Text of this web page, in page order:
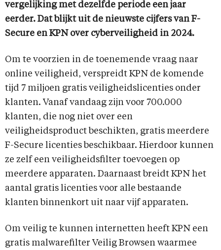
vergelijking met dezelfde periode een jaar
eerder. Dat blijkt uit de nieuwste cijfers van F-
Secure en KPN over cyberveiligheid in 2024.
Om te voorzien in de toenemende vraag naar
online veiligheid, verspreidt KPN de komende
tijd 7 miljoen gratis veiligheidslicenties onder
klanten. Vanaf vandaag zijn voor 700.000
klanten, die nog niet over een
veiligheidsproduct beschikten, gratis meerdere
F-Secure licenties beschikbaar. Hierdoor kunnen
ze zelf een veiligheidsfilter toevoegen op
meerdere apparaten. Daarnaast breidt KPN het
aantal gratis licenties voor alle bestaande
klanten binnenkort uit naar vijf apparaten.
Om veilig te kunnen internetten heeft KPN een
gratis malwarefilter Veilig Browsen waarmee